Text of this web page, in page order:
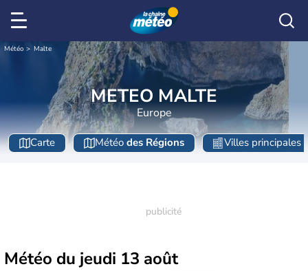
Météo Malte
METEO MALTE
Europe
Carte Météo des Régions Villes principales
Météo du jeudi 13 août